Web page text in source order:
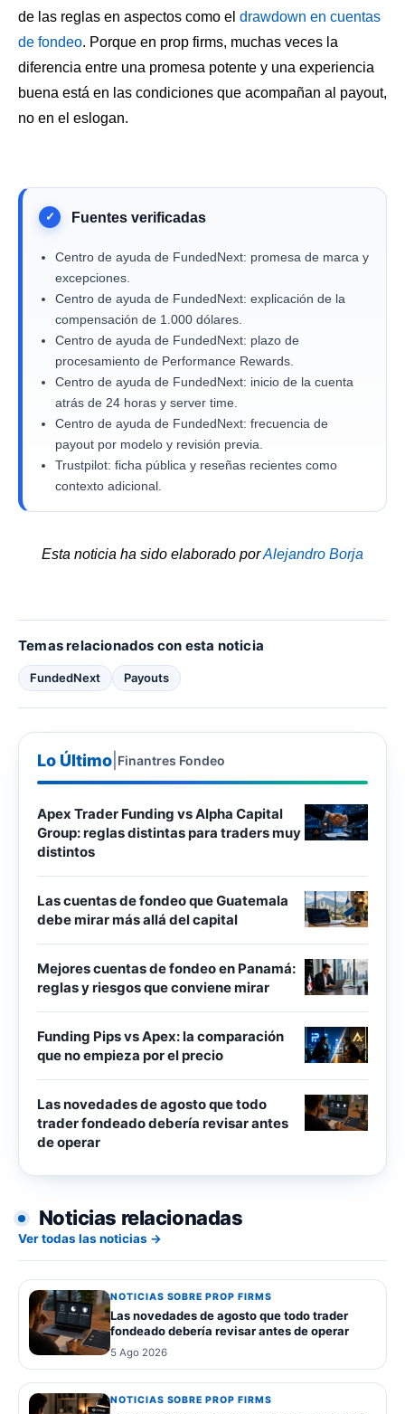
de las reglas en aspectos como el drawdown en cuentas
de fondeo. Porque en prop firms, muchas veces la
diferencia entre una promesa potente y una experiencia
buena está en las condiciones que acompañan al payout,
no en el eslogan.
Centro de ayuda de FundedNext: promesa de marca y
excepciones.
Centro de ayuda de FundedNext: explicación de la
compensación de 1.000 dólares.
Centro de ayuda de FundedNext: plazo de
procesamiento de Performance Rewards.
Centro de ayuda de FundedNext: inicio de la cuenta
atrás de 24 horas y server time.
Centro de ayuda de FundedNext: frecuencia de
payout por modelo y revisión previa.
Trustpilot: ficha pública y reseñas recientes como
contexto adicional.
Esta noticia ha sido elaborado porAlejandro Borja
Temas relacionados con esta noticia
FundedNext Payouts
Lo Último Finantres Fondeo
Apex Trader Funding vs Alpha Capital
Group: reglas distintas para traders muy
distintos
Las cuentas de fondeo que Guatemala
debe mirar más allá del capital
Mejores cuentas de fondeo en Panamá:
reglas y riesgos que conviene mirar
Funding Pips vs Apex: la comparación
que no empieza por el precio
Las novedades de agosto que todo
trader fondeado debería revisar antes
de operar
Noticias relacionadas
Ver todas las noticias →
NOTICIAS SOBRE PROP FIRMS
Las novedades de agosto que todo trader
fondeado debería revisar antes de operar
5 Ago 2026
NOTICIAS SOBRE PROP FIRMS